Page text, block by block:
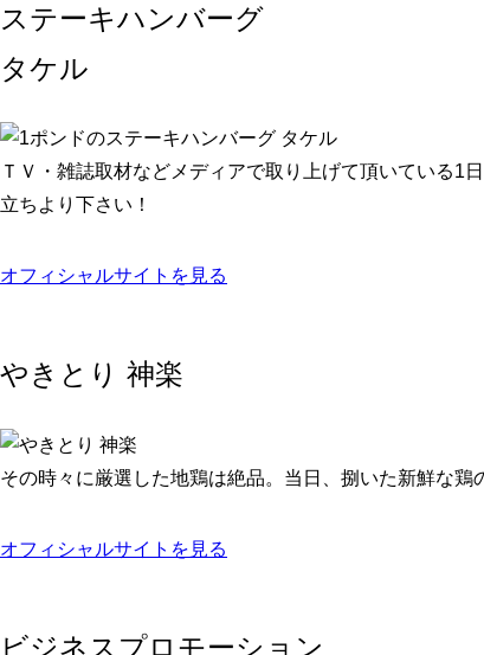
ステーキハンバーグ
タケル
ＴＶ・雑誌取材などメディアで取り上げて頂いている1
立ちより下さい！
オフィシャルサイトを見る
やきとり 神楽
その時々に厳選した地鶏は絶品。当日、捌いた新鮮な
オフィシャルサイトを見る
ビジネスプロモーション